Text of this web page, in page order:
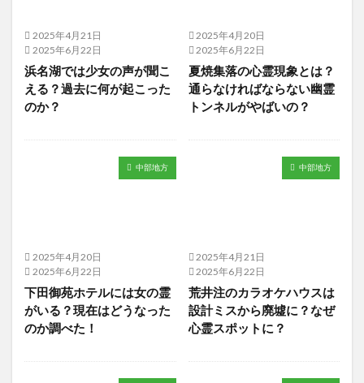
2025年4月21日
2025年6月22日
浜名湖では少女の声が聞こ
える？過去に何が起こった
のか？
2025年4月20日
2025年6月22日
夏焼集落の心霊現象とは？
通らなければならない幽霊
トンネルがやばいの？
中部地方
2025年4月20日
2025年6月22日
下田御苑ホテルには女の霊
がいる？現在はどうなった
のか調べた！
中部地方
2025年4月21日
2025年6月22日
荒井注のカラオケハウスは
設計ミスから廃墟に？なぜ
心霊スポットに？